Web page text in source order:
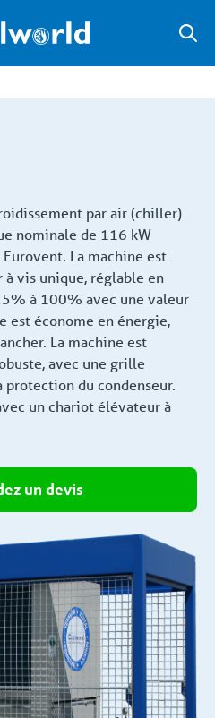
par air (chiller)
nominale de 116 kW
La machine est
vis unique, réglable en
à 100% avec une valeur
est économe en énergie,
La machine est
avec une grille
protection du condenseur.
un chariot élévateur à
un devis